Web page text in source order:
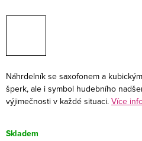
Náhrdelník se saxofonem a
šperk, ale i symbol hudebního
výjimečnosti v každé situaci. Více
Skladem